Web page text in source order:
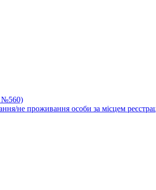
№560)
не проживання особи за місцем